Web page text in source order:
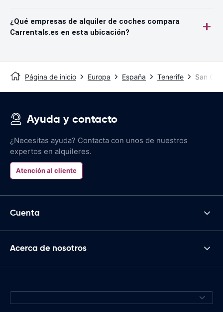
¿Qué empresas de alquiler de coches compara
Carrentals.es en esta ubicación?
Página de inicio Europa España Tenerife San
Ayuda y contacto
¿Necesitas ayuda? Contacta con unos de nuestros
expertos en alquileres.
Atención al cliente
Cuenta
Acerca de nosotros